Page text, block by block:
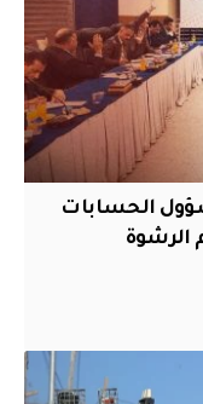
الحسابات
الرشوة